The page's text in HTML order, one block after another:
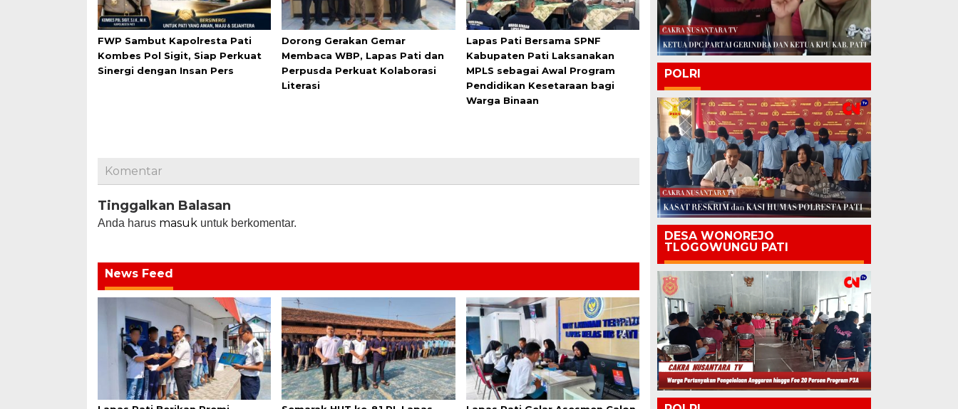
FWP Sambut Kapolresta Pati
Kombes Pol Sigit, Siap Perkuat
Sinergi dengan Insan Pers
Dorong Gerakan Gemar
Membaca WBP, Lapas Pati dan
Perpusda Perkuat Kolaborasi
Literasi
Lapas Pati Bersama SPNF
Kabupaten Pati Laksanakan
MPLS sebagai Awal Program
Pendidikan Kesetaraan bagi
Warga Binaan
Komentar
Tinggalkan Balasan
Anda harus masuk untuk berkomentar.
News Feed
POLRI
DESA WONOREJO
TLOGOWUNGU PATI